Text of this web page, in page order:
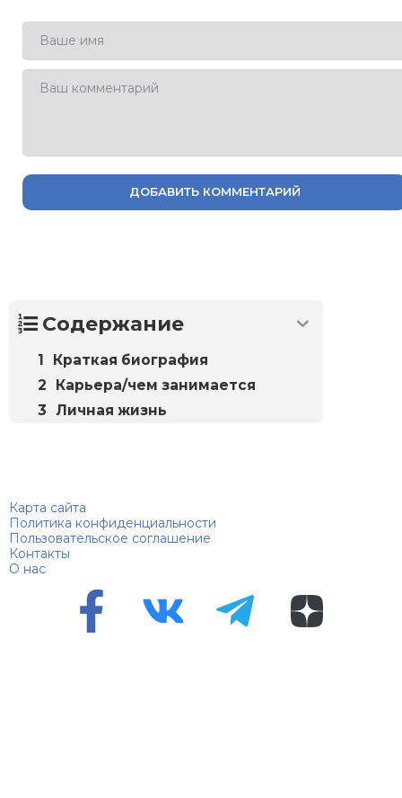
ДОБАВИТЬ КОММЕНТАРИЙ
Содержание
Краткая биография
Карьера/чем занимается
Личная жизнь
Карта сайта
Политика конфиденциальности
Пользовательское соглашение
Контакты
О нас